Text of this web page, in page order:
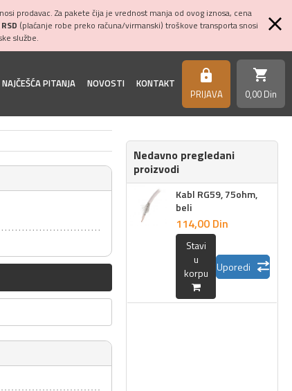
prodavac. Za pakete čija je vrednost manja od ovog iznosa, cena
(plaćanje robe preko računa/virmanski) troškove transporta snosi
službe.
NAJČEŠĆA PITANJA NOVOSTI KONTAKT https
PRIJAVA
shopping_cart
0,00 Din
Nedavno pregledani
proizvodi
Kabl RG59, 75ohm,
beli
114,00 Din
Stavi
u
korpu
Uporedi